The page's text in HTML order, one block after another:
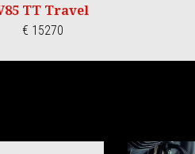
TT Travel
€ 15270